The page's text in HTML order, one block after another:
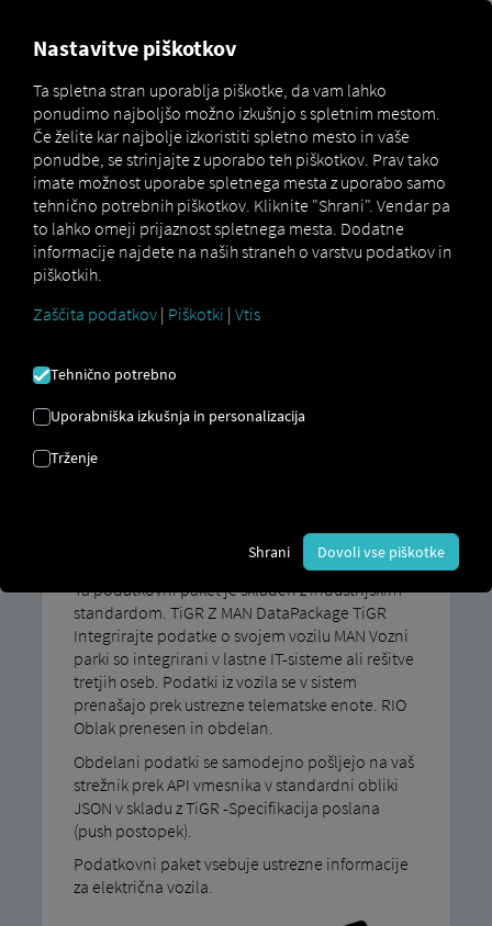
Marketplace
MAN
DigitalServices
MAN DataPackage
TiGR
DATAPACKAGE
TIGR
industrijskih standardih TiGR
Ta podatkovni paket je skladen z industrijskim
standardom. TiGR Z MAN DataPackage TiGR
Integrirajte podatke o svojem vozilu MAN Vozni
parki so integrirani v lastne IT-sisteme ali rešitve
tretjih oseb. Podatki iz vozila se v sistem
prenašajo prek ustrezne telematske enote. RIO
Oblak prenesen in obdelan.
Obdelani podatki se samodejno pošljejo na vaš
strežnik prek API vmesnika v standardni obliki
JSON v skladu z TiGR -Specifikacija poslana
(push postopek).
Podatkovni paket vsebuje ustrezne informacije
za električna vozila.
Nastavitve piškotkov
Ta spletna stran uporablja piškotke, da vam lahko
ponudimo najboljšo možno izkušnjo s spletnim mestom.
Če želite kar najbolje izkoristiti spletno mesto in vaše
ponudbe, se strinjajte z uporabo teh piškotkov. Prav tako
imate možnost uporabe spletnega mesta z uporabo samo
tehnično potrebnih piškotkov. Kliknite "Shrani". Vendar pa
to lahko omeji prijaznost spletnega mesta. Dodatne
informacije najdete na naših straneh o varstvu podatkov in
piškotkih.
Zaščita podatkov | Piškotki | Vtis
Tehnično potrebno
Uporabniška izkušnja in personalizacija
Trženje
Shrani Dovoli vse piškotke